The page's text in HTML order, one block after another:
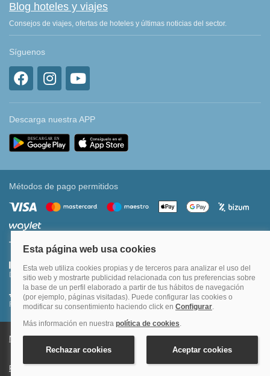
Blog hoteles y viajes
Consejos de viajes, ofertas de hoteles y últimas noticias del sector.
Síguenos
Descarga nuestra APP
Métodos de pago permitidos
Transferencia bancaria
Divide tu compra en 3 pagos al 0% TAE
Financia hasta en 12 meses o en 4 pagos sin intereses
Nota legal y condiciones de uso de la página web
Política de Privacidad